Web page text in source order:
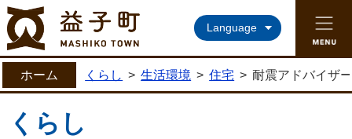
益子町ホームページ
Language
ホーム くらし > 生活環境 > 住宅 > 耐震アドバイザ
くらし